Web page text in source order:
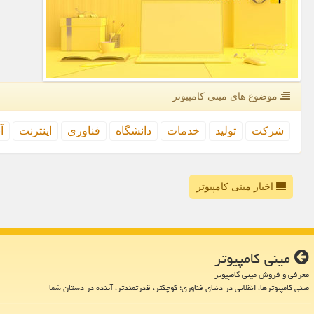
موضوع های مینی كامپیوتر
شركت تولید خدمات دانشگاه فناوری اینترنت
اخبار مینی کامپیوتر
مینی كامپیوتر
معرفی و فروش مینی کامپیوتر
مینی کامپیوترها، انقلابی در دنیای فناوری؛ کوچکتر، قدرتمندتر، آینده در دستان شما